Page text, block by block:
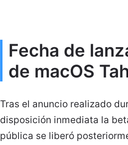
Fecha de
de macOS
Tras el anuncio realizado
disposición inmediata la
pública se liberó